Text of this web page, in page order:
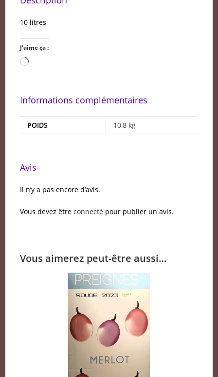
10 litres
J’aime ça :
Chargement…
Informations complémentaires
POIDS 10,8 kg
Avis
Il n’y a pas encore d’avis.
Vous devez êtreconnecté pour publier un avis.
Vous aimerez peut-être aussi…